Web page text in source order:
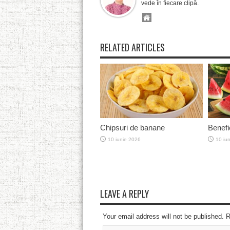
vede în fiecare clipă.
RELATED ARTICLES
Chipsuri de banane
10 iunie 2026 10
LEAVE A REPLY
Your email address will not be published.